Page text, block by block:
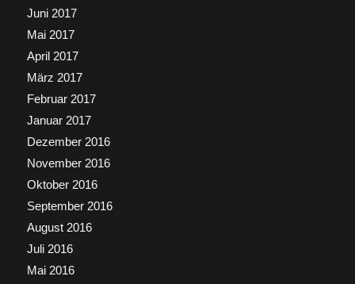
Juni 2017
Mai 2017
April 2017
März 2017
Februar 2017
Januar 2017
Dezember 2016
November 2016
Oktober 2016
September 2016
August 2016
Juli 2016
Mai 2016